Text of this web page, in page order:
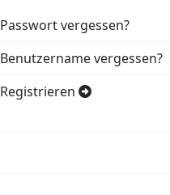
Passwort vergessen?
Benutzername vergessen?
Registrieren